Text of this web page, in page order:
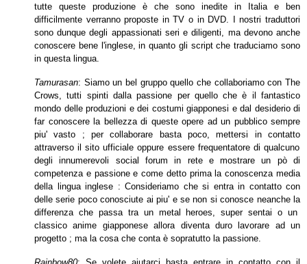
tutte queste produzione è che sono inedite in Italia e ben
difficilmente verranno proposte in TV o in DVD. I nostri traduttori
sono dunque degli appassionati seri e diligenti, ma devono anche
conoscere bene l'inglese, in quanto gli script che traduciamo sono
in questa lingua.
Tamurasan: Siamo un bel gruppo quello che collaboriamo con The
Crows, tutti spinti dalla passione per quello che è il fantastico
mondo delle produzioni e dei costumi giapponesi e dal desiderio di
far conoscere la bellezza di queste opere ad un pubblico sempre
piu' vasto ; per collaborare basta poco, mettersi in contatto
attraverso il sito ufficiale oppure essere frequentatore di qualcuno
degli innumerevoli social forum in rete e mostrare un pò di
competenza e passione e come dettoprima la conoscenza media
della lingua inglese : Consideriamo che si entra in contatto con
delle serie poco conosciute ai piu' e se non si conosce neanche la
differenza che passa tra un metal heroes, super sentai o un
classico anime giapponese allora diventa duro lavorare ad un
progetto ; ma la cosa che conta è sopratutto la passione.